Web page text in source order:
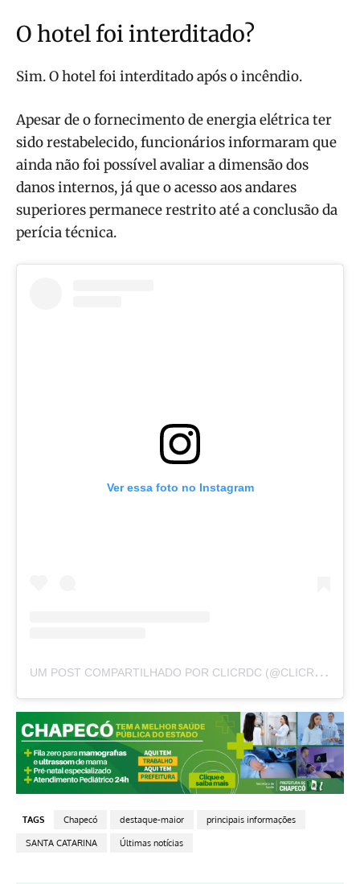
O hotel foi interditado?
Sim. O hotel foi interditado após o incêndio.
Apesar de o fornecimento de energia elétrica ter
sido restabelecido, funcionários informaram que
ainda não foi possível avaliar a dimensão dos
danos internos, já que o acesso aos andares
superiores permanece restrito até a conclusão da
perícia técnica.
Ver essa foto no Instagram
U
M POST COMPARTILHADO POR CLICRDC (@CLICRDC)
TAGS Chapecó destaque-maior principais informações
SANTA CATARINA Últimas notícias